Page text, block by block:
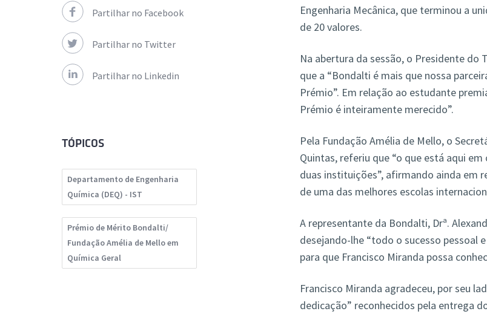
Engenharia Mecânica, que terminou a
de 20 valores.
Na abertura da sessão, o Presidente do
que a “Bondalti é mais que nossa
Prémio”. Em relação ao estudante
Prémio é inteiramente merecido”.
Pela Fundação Amélia de Mello, o
Quintas, referiu que “o que está aqui
duas instituições”, afirmando ainda em
de uma das melhores escolas
A representante da Bondalti, Drª.
desejando-lhe “todo o sucesso pessoal
para que Francisco Miranda possa
Francisco Miranda agradeceu, por seu
dedicação” reconhecidos pela entrega
Partilhar no Facebook
Partilhar no Twitter
Partilhar no Linkedin
TÓPICOS
Departamento de Engenharia
Química (DEQ) - IST
Prémio de Mérito Bondalti/
Fundação Amélia de Mello em
Química Geral